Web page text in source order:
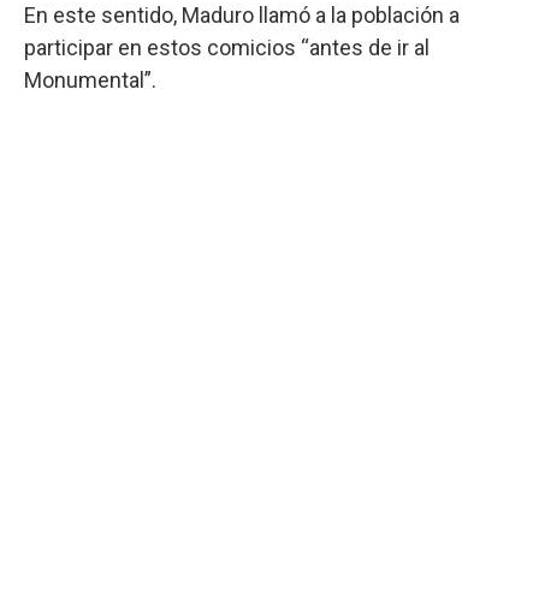
En este sentido, Maduro llamó a la población a
participar en estos comicios “antes de ir al
Monumental”.